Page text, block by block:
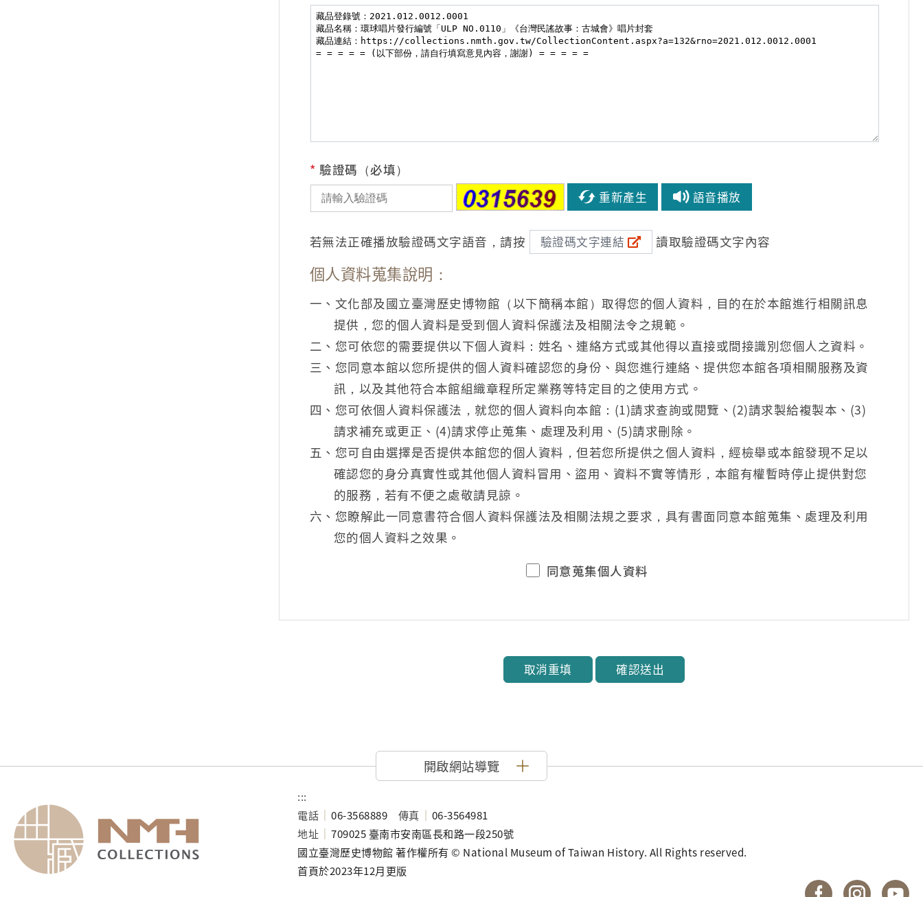
* 驗證碼（必填）
重新產生 語音播放
若無法正確播放驗證碼文字語音，請按 驗證碼文字連結 讀取驗證碼文字內容
個人資料蒐集說明：
一、文化部及國立臺灣歷史博物館（以下簡稱本館）取得您的個人資料，目的在於本館進行相關訊息
提供，您的個人資料是受到個人資料保護法及相關法令之規範。
二、您可依您的需要提供以下個人資料：姓名、連絡方式或其他得以直接或間接識別您個人之資料。
三、您同意本館以您所提供的個人資料確認您的身份、與您進行連絡、提供您本館各項相關服務及資
訊，以及其他符合本館組織章程所定業務等特定目的之使用方式。
四、您可依個人資料保護法，就您的個人資料向本館：(1)請求查詢或閱覽、(2)請求製給複製本、(3)
請求補充或更正、(4)請求停止蒐集、處理及利用、(5)請求刪除。
五、您可自由選擇是否提供本館您的個人資料，但若您所提供之個人資料，經檢舉或本館發現不足以
確認您的身分真實性或其他個人資料冒用、盜用、資料不實等情形，本館有權暫時停止提供對您
的服務，若有不便之處敬請見諒。
六、您瞭解此一同意書符合個人資料保護法及相關法規之要求，具有書面同意本館蒐集、處理及利用
您的個人資料之效果。
同意蒐集個人資料
取消重填 確認送出
開啟網站導覽
:::
電話
06-3568889 傳真
06-3564981
地址
709025 臺南市安南區長和路一段250號
國立臺灣歷史博物館 著作權所有 © National Museum of Taiwan History. All Rights reserved.
首頁於2023年12月更版
國立臺灣歷史博
國立臺灣